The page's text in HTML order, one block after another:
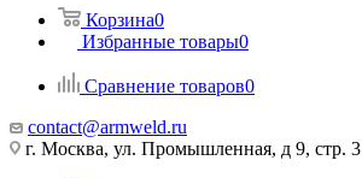
Корзина0
Избранные товары0
Сравнение товаров0
contact@armweld.ru
г. Москва, ул. Промышленная, д 9, стр. 3